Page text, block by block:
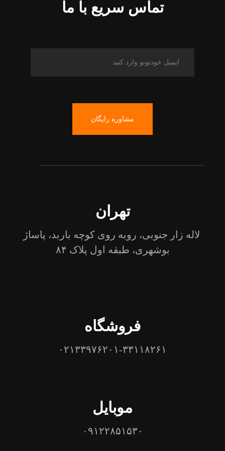
تماس سریع با ما
مشاوره رایگان
تهران
لاله زار جنوبی، روبه روی کوچه باربد، پاساژ
بوشهری، طبقه اول پلاک ۸۴
فروشگاه
۰۲۱۳۳۹۷۶۲۰۱-۳۳۱۱۸۲۶۱
موبایل
۰۹۱۲۲۸۵۱۵۳۰